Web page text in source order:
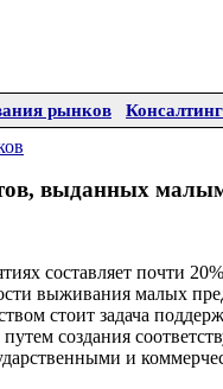
рынков
выданных
составляет почти
выживания малых
стоит задача
создания
и